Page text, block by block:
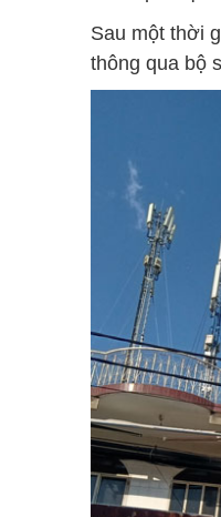
Sau một thời
thông qua bộ